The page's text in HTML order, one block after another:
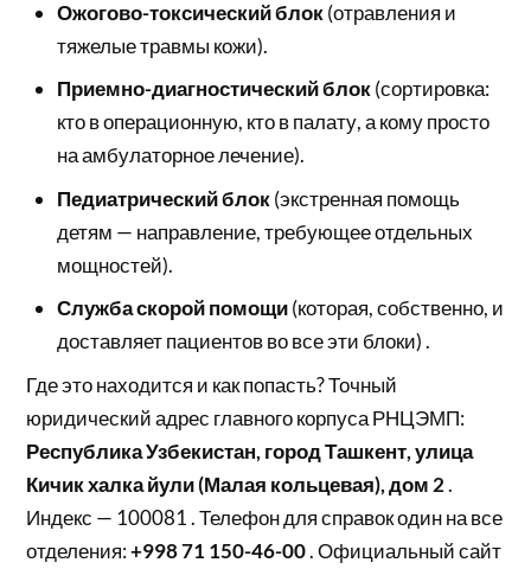
Ожогово-токсический блок(отравления и
тяжелые травмы кожи).
Приемно-диагностический блок(сортировка:
кто в операционную, кто в палату, а кому просто
на амбулаторное лечение).
Педиатрический блок(экстренная помощь
детям — направление, требующее отдельных
мощностей).
Служба скорой помощи(которая, собственно, и
доставляет пациентов во все эти блоки) .
Где это находится и как попасть? Точный
юридический адрес главного корпуса РНЦЭМП:
Республика Узбекистан, город Ташкент, улица
Кичик халка йули (Малая кольцевая), дом 2.
Индекс — 100081 . Телефон для справок один на все
отделения:+998 71 150-46-00. Официальный сайт